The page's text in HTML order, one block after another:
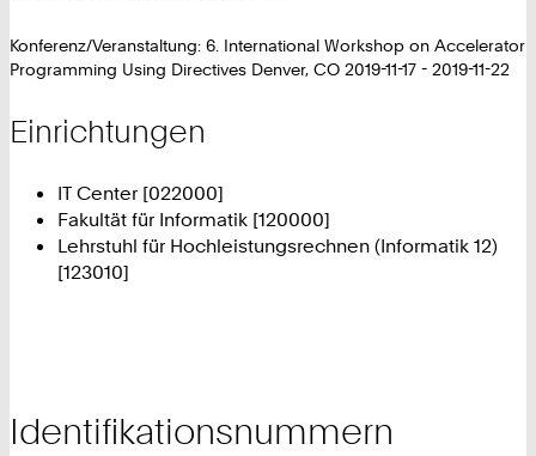
Konferenz/Veranstaltung: 6. International Workshop on Accelerator
Programming Using Directives Denver, CO 2019-11-17 - 2019-11-22
Einrichtungen
IT Center [022000]
Fakultät für Informatik [120000]
Lehrstuhl für Hochleistungsrechnen (Informatik 12)
[123010]
Identifikationsnummern